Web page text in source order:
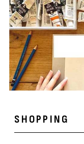
SHOPPING